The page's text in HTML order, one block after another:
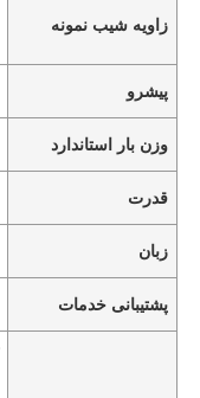
زاویه شیب نمونه
پیشرو
وزن بار استاندارد
قدرت
زبان
پشتیبانی خدمات